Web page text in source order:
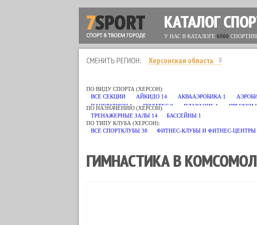
КАТАЛОГ
У НАС В КАТАЛОГЕ 6900
СМЕНИТЬ РЕГИОН: Херсонская область
ПО ВИДУ СПОРТА (ХЕРСОН):
ВСЕ СЕКЦИИ
АЙКИДО 14 АКВААЭРОБИКА 1
ПАНКРАТИОН 1 ПИЛАТЕС 9 ПЛАВАНИЕ 1 ПРЫЖКИ
ПО НАЗНАЧЕНИЮ (ХЕРСОН):
ТРЕНАЖЕРНЫЕ ЗАЛЫ 14 БАССЕЙНЫ 1
ПО ТИПУ КЛУБА (ХЕРСОН):
ВСЕ СПОРТКЛУБЫ 38 ФИТНЕС-КЛУБЫ И ФИТНЕС-ЦЕНТРЫ
ГИМНАСТИКА В